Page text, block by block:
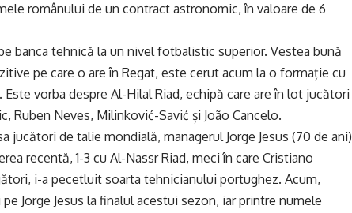
românului de un contract astronomic, în valoare de 6
banca tehnică la un nivel fotbalistic superior. Vestea bună
pe care o are în Regat, este cerut acum la o formație cu
vorba despre Al-Hilal Riad, echipă care are în lot jucători
Ruben Neves, Milinković-Savić și João Cancelo.
jucători de talie mondială, managerul Jorge Jesus (70 de ani)
recentă, 1-3 cu Al-Nassr Riad, meci în care Cristiano
i-a pecetluit soarta tehnicianului portughez. Acum,
Jorge Jesus la finalul acestui sezon, iar printre numele